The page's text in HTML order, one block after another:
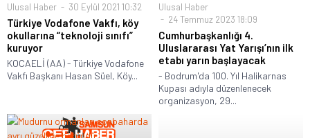
Ulusal Haber 30 Eylül 2021 10:32
Türkiye Vodafone Vakfı, köy
okullarına “teknoloji sınıfı”
kuruyor
KOCAELİ (AA) - Türkiye Vodafone
Vakfı Başkanı Hasan Süel, Köy...
Ulusal Haber
24 Temmuz 2023 18:09
Cumhurbaşkanlığı 4.
Uluslararası Yat Yarışı’nın ilk
etabı yarın başlayacak
- Bodrum'da 100. Yıl Halikarnas
Kupası adıyla düzenlenecek
organizasyon, 29...